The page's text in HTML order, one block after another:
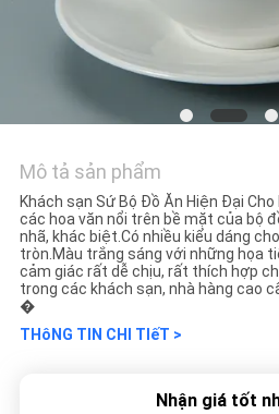
Mô tả sản phẩm
Khách sạn Sứ Bộ Đồ Ăn Hiện Đại
các hoa văn nổi trên bề mặt của bộ
nhã, khác biệt.Có nhiều kiểu dáng
tròn.Màu trắng sáng với những họa
cảm giác rất dễ chịu, rất thích hợp
trong các khách sạn, nhà hàng cao
�
THôNG TIN CHI TIếT >
Nhận giá tốt